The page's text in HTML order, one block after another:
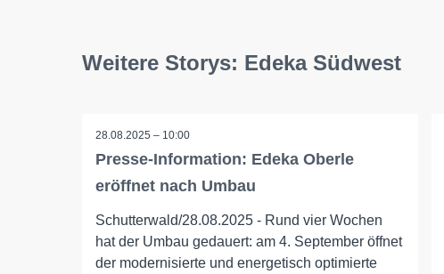
Weitere Storys: Edeka Südwest
28.08.2025 – 10:00
Presse-Information: Edeka Oberle
eröffnet nach Umbau
Schutterwald/28.08.2025 - Rund vier Wochen
hat der Umbau gedauert: am 4. September öffnet
der modernisierte und energetisch optimierte